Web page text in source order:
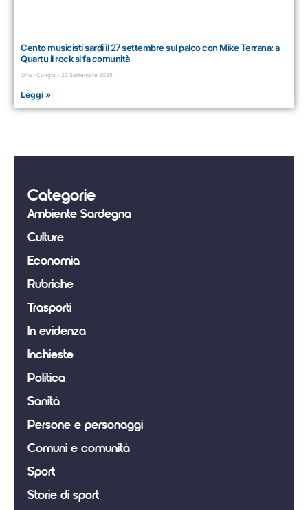
Cento musicisti sardi il 27 settembre sul palco con Mike Terrana: a
Quartu il rock si fa comunità
Omar Congiu 22 Settembre 2025
Leggi »
Categorie
Ambiente Sardegna
Culture
Economia
Rubriche
Trasporti
In evidenza
Inchieste
Politica
Sanità
Persone e personaggi
Comuni e comunità
Sport
Storie di sport